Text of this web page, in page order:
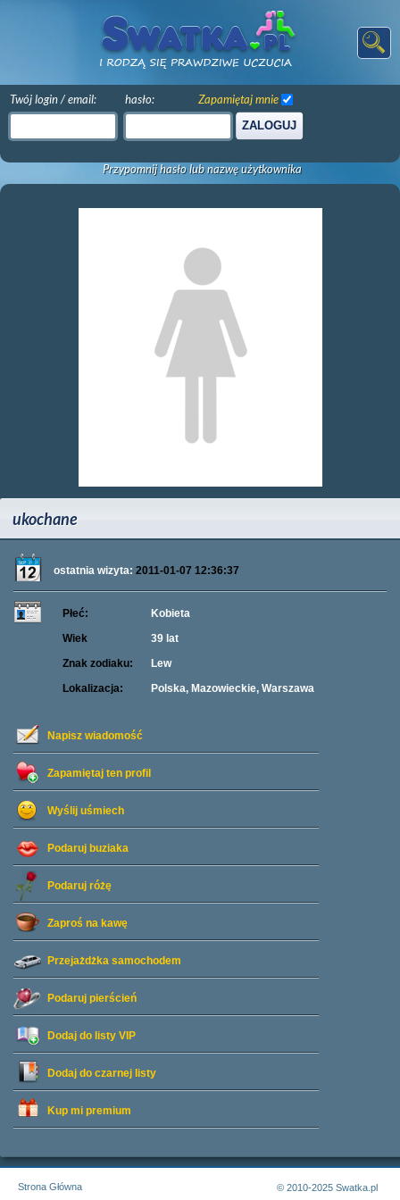
Twój login / email: hasło:
ZALOGUJ
Zapamiętaj mnie
Przypomnij hasło lub nazwę użytkownika
ukochane
ostatnia wizyta: 2011-01-07 12:36:37
Napisz wiadomość
Zapamiętaj ten profil
Wyślij uśmiech
Podaruj buziaka
Podaruj różę
Zaproś na kawę
Przejażdżka samochodem
Podaruj pierścień
Dodaj do listy VIP
Dodaj do czarnej listy
Kup mi premium
Płeć:
Kobieta
Wiek
39 lat
Znak zodiaku:
Lew
Lokalizacja:
Polska, Mazowieckie, Warszawa
Strona Główna
© 2010-2025 Swatka.pl